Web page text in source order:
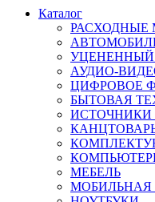
Каталог
РАСХОДНЫЕ
УЦЕНЕННЫЙ
АУДИО-
ЦИФРОВОЕ
БЫТОВАЯ
ИСТОЧНИКИ
МЕБЕЛЬ
МОБИЛЬНАЯ